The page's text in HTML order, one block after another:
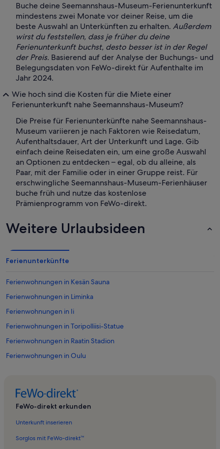
Buche deine Seemannshaus-Museum-Ferienunterkunft
mindestens zwei Monate vor deiner Reise, um die
beste Auswahl an Unterkünften zu erhalten. Außerdem
wirst du feststellen, dass je früher du deine
Ferienunterkunft buchst, desto besser ist in der Regel
der Preis. Basierend auf der Analyse der Buchungs- und
Belegungsdaten von FeWo-direkt für Aufenthalte im
Jahr 2024.
Wie hoch sind die Kosten für die Miete einer
Ferienunterkunft nahe Seemannshaus-Museum?
Die Preise für Ferienunterkünfte nahe Seemannshaus-
Museum variieren je nach Faktoren wie Reisedatum,
Aufenthaltsdauer, Art der Unterkunft und Lage. Gib
einfach deine Reisedaten ein, um eine große Auswahl
an Optionen zu entdecken – egal, ob du alleine, als
Paar, mit der Familie oder in einer Gruppe reist. Für
erschwingliche Seemannshaus-Museum-Ferienhäuser
buche früh und nutze das kostenlose
Prämienprogramm von FeWo-direkt.
Weitere Urlaubsideen
Ferienunterkünfte
Ferienwohnungen in Kesän Sauna
Ferienwohnungen in Liminka
Ferienwohnungen in Ii
Ferienwohnungen in Toripolliisi-Statue
Ferienwohnungen in Raatin Stadion
Ferienwohnungen in Oulu
Ferienwohnungen in Pudasjärvi
Ferienwohnungen in Kempele
FeWo-direkt erkunden
Unterkunft inserieren
Sorglos mit FeWo-direkt™